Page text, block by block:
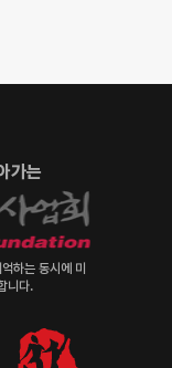
가는
하는 동시에 미
니다.